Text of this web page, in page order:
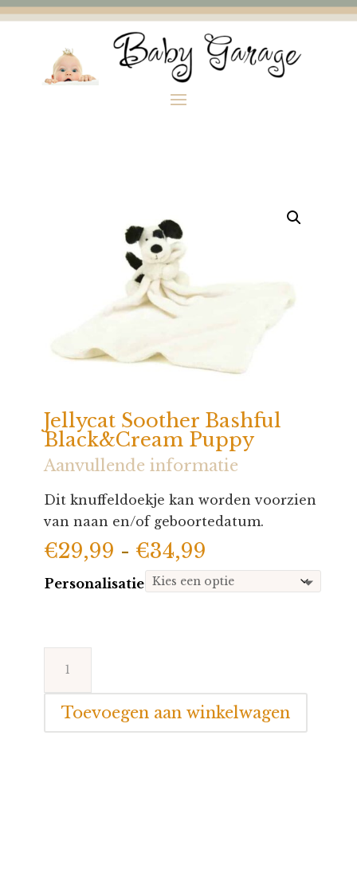
Jellycat Soother Bashful
Black&Cream Puppy
Aanvullende informatie
Dit knuffeldoekje kan worden voorzien
van naan en/of geboortedatum.
€29,99 - €34,99
€29,99
tot
Personalisatie
Soother
Bashful
Black&Cream
Toevoegen aan winkelwagen